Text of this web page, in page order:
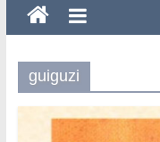
et
Analyses
guiguzi